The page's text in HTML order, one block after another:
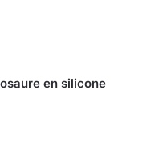
en silicone